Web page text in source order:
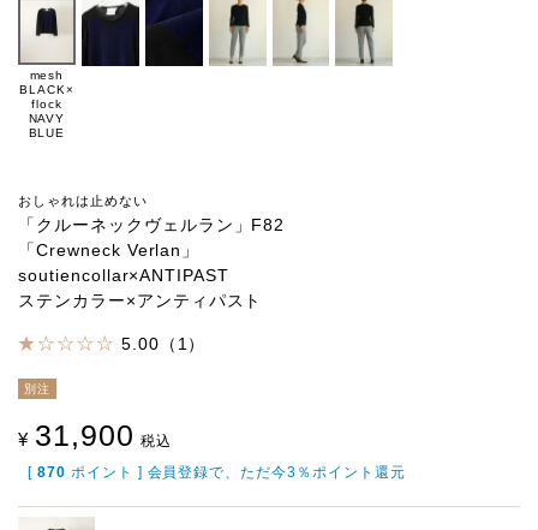
mesh
BLACK×
flock
NAVY
BLUE
おしゃれは止めない
「クルーネックヴェルラン」F82
「Crewneck Verlan」
soutiencollar×ANTIPAST
ステンカラー×アンティパスト
5.00（1）
別注
¥ 31,900 税込
[ 870 ポイント ] 会員登録で、ただ今3％ポイント還元